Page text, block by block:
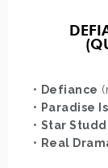
• Defiance
• Paradise
• Star
• Real